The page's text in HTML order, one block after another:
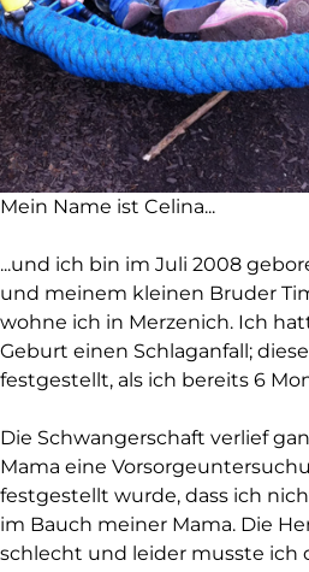
Mein Name ist Celina...
...und ich bin im Juli 2008
und meinem kleinen Bruder
wohne ich in Merzenich. Ich
Geburt einen Schlaganfall;
festgestellt, als ich bereits 6
Die Schwangerschaft verlief
Mama eine
festgestellt wurde, dass ich
im Bauch meiner Mama. Die
schlecht und leider musste ich